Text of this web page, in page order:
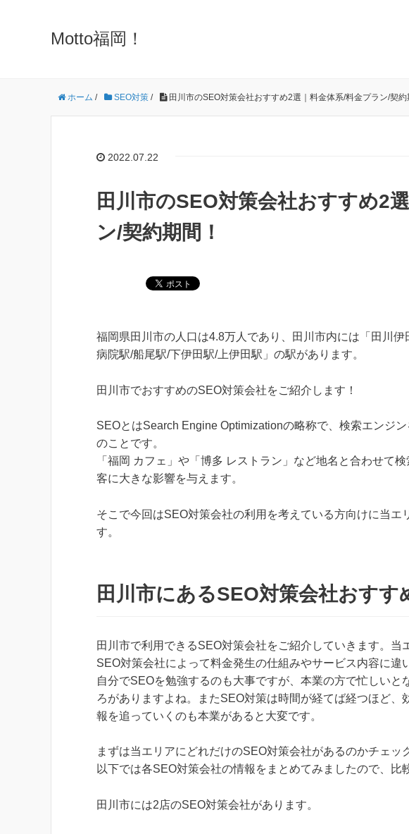
Motto福岡！
ホーム / SEO対策 / 田川市のSEO対策会社おすすめ2選｜料金体系/料金プラン/契約
2022.07.22
田川市のSEO対策会社おすすめ2
ン/契約期間！
福岡県田川市の人口は4.8万人であり、田川市内には「田川
病院駅/船尾駅/下伊田駅/上伊田駅」の駅があります。
田川市でおすすめのSEO対策会社をご紹介します！
SEOとはSearch Engine Optimizationの略称で、検索エンジ
のことです。
「福岡 カフェ」や「博多 レストラン」など地名と合わせて
客に大きな影響を与えます。
そこで今回はSEO対策会社の利用を考えている方向けに当エ
す。
田川市にあるSEO対策会社おすす
田川市で利用できるSEO対策会社をご紹介していきます。当
SEO対策会社によって料金発生の仕組みやサービス内容に違
自分でSEOを勉強するのも大事ですが、本業の方で忙しいと
ろがありますよね。またSEO対策は時間が経てば経つほど
報を追っていくのも本業があると大変です。
まずは当エリアにどれだけのSEO対策会社があるのかチェッ
以下では各SEO対策会社の情報をまとめてみましたので、比
田川市には2店のSEO対策会社があります。